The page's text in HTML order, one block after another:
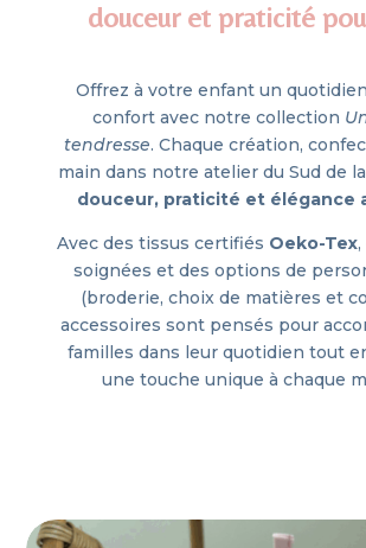
douceur et praticité
Offrez à votre enfant un
confort avec notre collection
tendresse. Chaque création,
main dans notre atelier du Sud de
douceur, praticité et élégance
Avec des tissus certifiés Oeko-Tex
soignées et des options de
(broderie, choix de matières et
accessoires sont pensés pour
familles dans leur quotidien tout
une touche unique à chaque